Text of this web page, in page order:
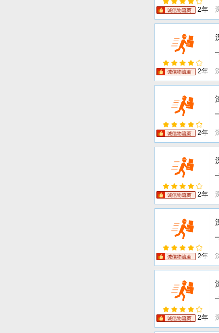
2年
2年
2年
2年
2年
2年